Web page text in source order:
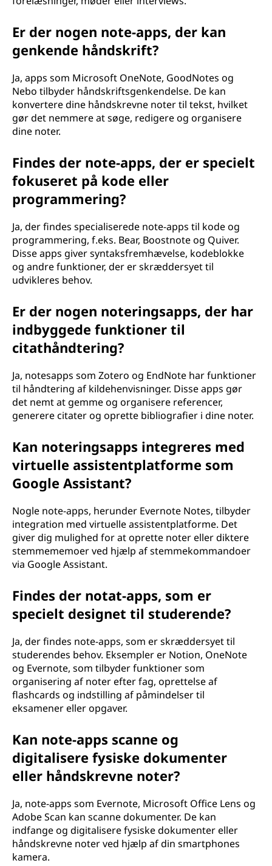
Er der nogen note-apps, der kan
genkende håndskrift?
Ja, apps som Microsoft OneNote, GoodNotes og
Nebo tilbyder håndskriftsgenkendelse. De kan
konvertere dine håndskrevne noter til tekst, hvilket
gør det nemmere at søge, redigere og organisere
dine noter.
Findes der note-apps, der er specielt
fokuseret på kode eller
programmering?
Ja, der findes specialiserede note-apps til kode og
programmering, f.eks. Bear, Boostnote og Quiver.
Disse apps giver syntaksfremhævelse, kodeblokke
og andre funktioner, der er skræddersyet til
udvikleres behov.
Er der nogen noteringsapps, der har
indbyggede funktioner til
citathåndtering?
Ja, notesapps som Zotero og EndNote har funktioner
til håndtering af kildehenvisninger. Disse apps gør
det nemt at gemme og organisere referencer,
generere citater og oprette bibliografier i dine noter.
Kan noteringsapps integreres med
virtuelle assistentplatforme som
Google Assistant?
Nogle note-apps, herunder Evernote Notes, tilbyder
integration med virtuelle assistentplatforme. Det
giver dig mulighed for at oprette noter eller diktere
stemmememoer ved hjælp af stemmekommandoer
via Google Assistant.
Findes der notat-apps, som er
specielt designet til studerende?
Ja, der findes note-apps, som er skræddersyet til
studerendes behov. Eksempler er Notion, OneNote
og Evernote, som tilbyder funktioner som
organisering af noter efter fag, oprettelse af
flashcards og indstilling af påmindelser til
eksamener eller opgaver.
Kan note-apps scanne og
digitalisere fysiske dokumenter
eller håndskrevne noter?
Ja, note-apps som Evernote, Microsoft Office Lens og
Adobe Scan kan scanne dokumenter. De kan
indfange og digitalisere fysiske dokumenter eller
håndskrevne noter ved hjælp af din smartphones
kamera.